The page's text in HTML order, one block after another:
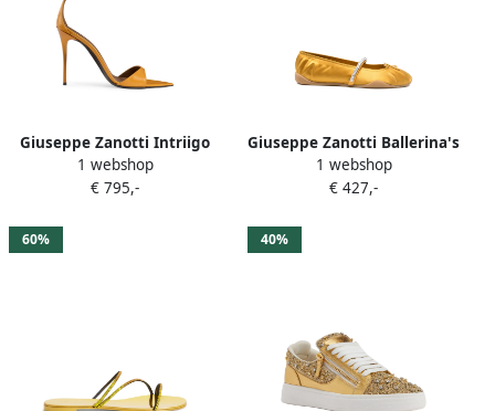
Giuseppe Zanotti Intriigo
bandje Geel
1 webshop
€ 795,-
Giuseppe Zanotti Ballerina's
met kristallen Geel
1 webshop
€ 427,-
60% 40%